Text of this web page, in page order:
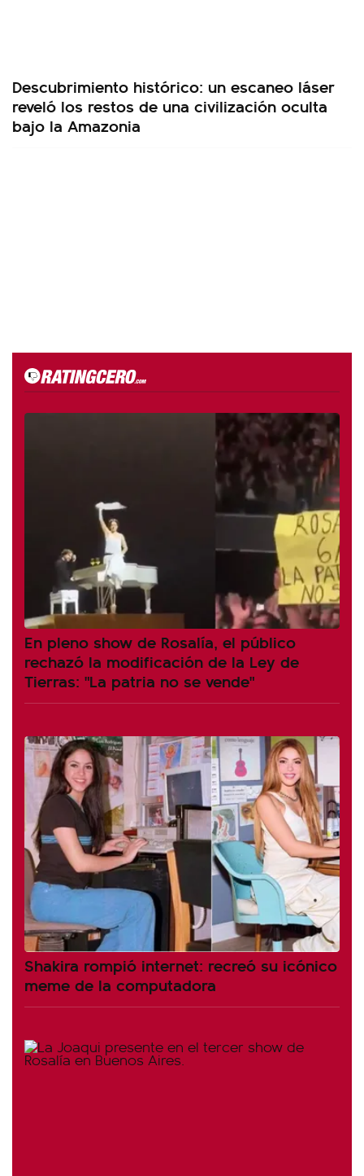
Descubrimiento histórico: un escaneo láser
reveló los restos de una civilización oculta
bajo la Amazonia
En pleno show de Rosalía, el público
rechazó la modificación de la Ley de
Tierras: "La patria no se vende"
Shakira rompió internet: recreó su icónico
meme de la computadora